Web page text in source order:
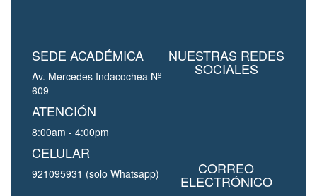
SEDE ACADÉMICA
Av. Mercedes Indacochea Nº
609
ATENCIÓN
8:00am - 4:00pm
CELULAR
921095931 (solo Whatsapp)
NUESTRAS REDES
SOCIALES
CORREO
ELECTRÓNICO